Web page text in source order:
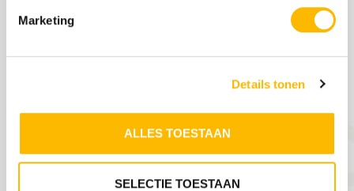
Marketing
Details tonen
ALLES TOESTAAN
SELECTIE TOESTAAN
financiën, risico’s en het aansturen van een team van